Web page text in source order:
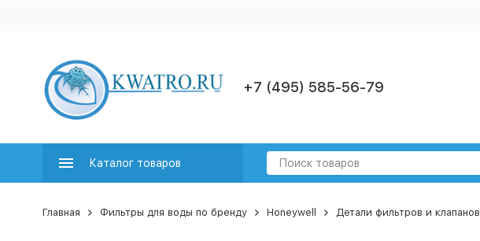
+7 (495) 585-56-79
Каталог товаров
Главная Фильтры для воды по бренду Honeywell Детали фильтров и клапанов